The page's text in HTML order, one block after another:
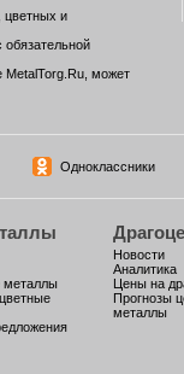
цветных и
может
Одноклассники
металлы
Новости
Аналитика
Цены на
Прогнозы
металлы